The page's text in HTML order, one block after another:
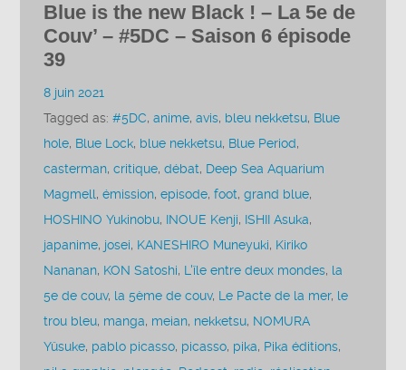
Blue is the new Black ! – La 5e de
Couv’ – #5DC – Saison 6 épisode
39
8 juin 2021
Tagged as:#5DC,anime,avis, bleu nekketsu, Blue
hole, Blue Lock, blue nekketsu, Blue Period,
casterman,critique,débat, Deep Sea Aquarium
Magmell,émission,episode,foot,grand blue,
HOSHINO Yukinobu, INOUE Kenji, ISHII Asuka,
japanime, josei, KANESHIRO Muneyuki, Kiriko
Nananan, KON Satoshi, L'île entre deux mondes, la
5e de couv, la 5ème de couv, Le Pacte de la mer, le
trou bleu, manga, meian, nekketsu, NOMURA
Yûsuke, pablo picasso, picasso, pika, Pika éditions,